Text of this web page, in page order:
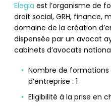
Elegia est l’organisme de
droit social, GRH, finance,
domaine de la création
dispensée par un avocat
cabinets d’avocats
Nombre de formations
d’entreprise : 1
Eligibilité à la prise en